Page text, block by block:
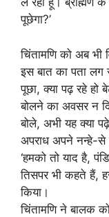
पूछेगा?’
चिंतामणि को अब भी
इस बात का पता
पूछा, क्या पढ़ रहे हो
बोलने का अवसर न
बोले, अभी यह क्या
अपराध अपने नन्हे-से
‘हमको तो याद है,
तिसपर भी कहते हैं,
किया।
चिंतामणि ने बालक